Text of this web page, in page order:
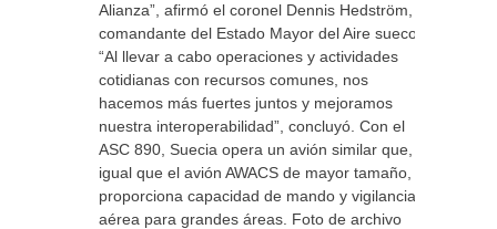
Alianza”, afirmó el coronel Dennis Hedström,
comandante del Estado Mayor del Aire sueco.
“Al llevar a cabo operaciones y actividades
cotidianas con recursos comunes, nos
hacemos más fuertes juntos y mejoramos
nuestra interoperabilidad”, concluyó. Con el
ASC 890, Suecia opera un avión similar que, al
igual que el avión AWACS de mayor tamaño,
proporciona capacidad de mando y vigilancia
aérea para grandes áreas. Foto de archivo